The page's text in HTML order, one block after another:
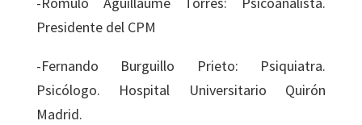
Presidente del CPM
-Fernando Burguillo Prieto: Psiquiatra.
Psicólogo. Hospital Universitario Quirón
Madrid.